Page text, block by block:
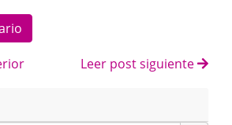
Leer post siguiente